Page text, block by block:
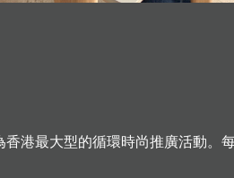
港最大型的循環時尚推廣活動